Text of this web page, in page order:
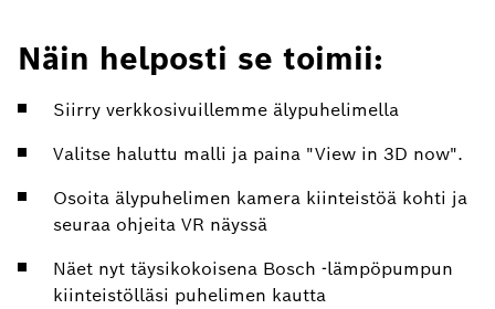
Näin helposti se toimii:
Siirry verkkosivuillemme älypuhelimella
Valitse haluttu malli ja paina "View in 3D now".
Osoita älypuhelimen kamera kiinteistöä kohti ja
seuraa ohjeita VR näyssä
Näet nyt täysikokoisena Bosch -lämpöpumpun
kiinteistölläsi puhelimen kautta